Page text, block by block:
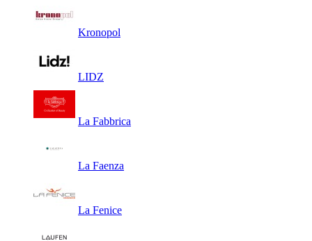
Kronopol
LIDZ
La Fabbrica
La Faenza
La Fenice